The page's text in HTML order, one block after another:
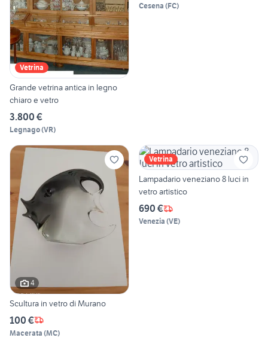
Vetrina
Grande vetrina antica in legno
chiaro e vetro
3.800 €
Legnago(VR)
Cesena (FC)
4
Scultura in vetro di Murano
100 €
Macerata (MC)
Vetrina
Lampadario veneziano 8 luci in
vetro artistico
690 €
Venezia (VE)